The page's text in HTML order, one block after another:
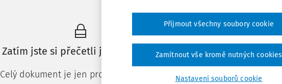
Zatím jste si přečetli jen začátek…
Celý dokument je jen pro předplatitele. Nastavení souborů cookie
Zamítnout vše kromě nutných cookies
Přijmout všechny soubory cookie